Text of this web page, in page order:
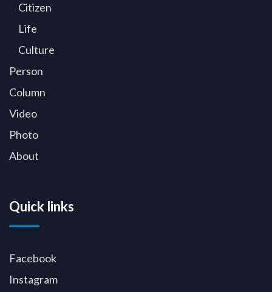
Citizen
Life
Culture
Person
Column
Video
Photo
About
Quick links
Facebook
Instagram